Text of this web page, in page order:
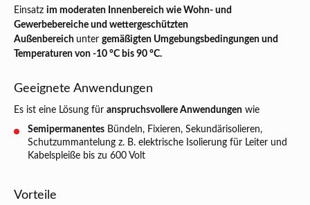
Einsatz im moderaten Innenbereich wie Wohn- und
Gewerbebereiche und wettergeschützten
Außenbereich unter gemäßigten Umgebungsbedingungen und
Temperaturen von -10 °C bis 90 °C.
Geeignete Anwendungen
Es ist eine Lösung für anspruchsvollere Anwendungen wie
Semipermanentes Bündeln, Fixieren, Sekundärisolieren,
Schutzummantelung z. B. elektrische Isolierung für Leiter und
Kabelspleiße bis zu 600 Volt
Vorteile